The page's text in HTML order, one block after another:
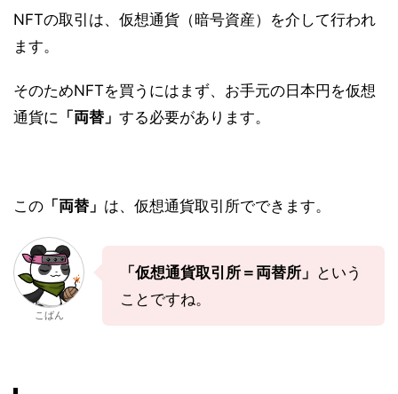
NFTの取引は、仮想通貨（暗号資産）を介して行われ
ます。
そのためNFTを買うにはまず、お手元の日本円を仮想
通貨に 「両替」 する必要があります。
この 「両替」 は、仮想通貨取引所でできます。
こばん
「仮想通貨取引所＝両替所」 という
ことですね。